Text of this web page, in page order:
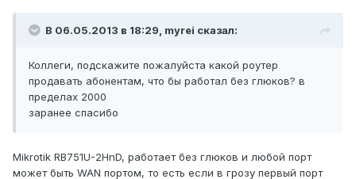
В 06.05.2013 в 18:29, myrei сказал:
Коллеги, подскажите пожалуйста какой роутер
продавать абонентам, что бы работал без глюков? в
пределах 2000
заранее спасибо
Mikrotik RB751U-2HnD, работает без глюков и любой порт
может быть WAN портом, то есть если в грозу первый порт